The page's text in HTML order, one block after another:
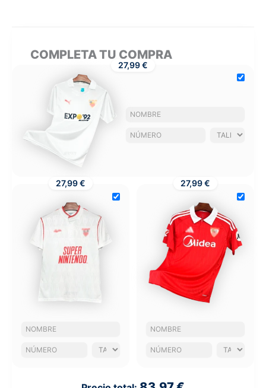
COMPLETA TU COMPRA
27,99 €
27,99 € 27,99 €